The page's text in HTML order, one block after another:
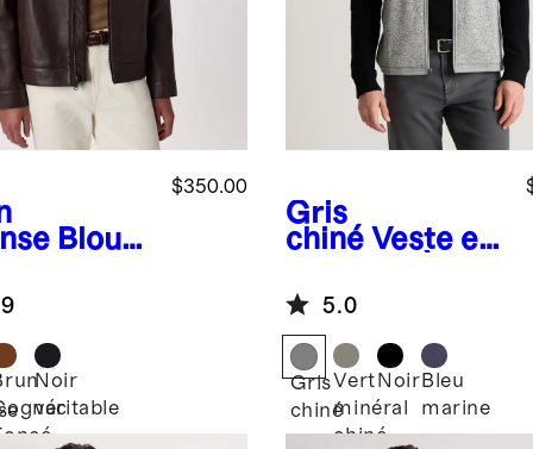
Blous
cuir
$350.00
Noir
véritable
Gris
chiné Veste en
fermeture à
glissière
5.0
Gris
chiné
Vert
minéral
chiné
Noir Bleu
marine